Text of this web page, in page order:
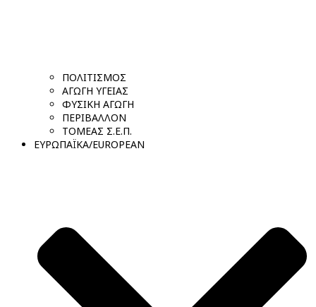
ΠΟΛΙΤΙΣΜΟΣ
ΑΓΩΓΗ ΥΓΕΙΑΣ
ΦΥΣΙΚΗ ΑΓΩΓΗ
ΠΕΡΙΒΑΛΛΟΝ
ΤΟΜΕΑΣ Σ.Ε.Π.
ΕΥΡΩΠΑΪΚΑ/EUROPEAN